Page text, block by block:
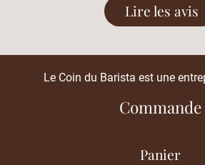
Lire les avis
Le Coin du Barista est une
Commande
Panier